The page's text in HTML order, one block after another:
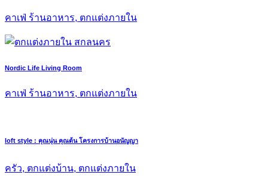
คาเฟ่ ร้านอาหาร, ตกแต่งภายใน
Nordic Life Living Room
คาเฟ่ ร้านอาหาร, ตกแต่งภายใน
loft style : คุณนุ่น คุณต้น โครงการบ้านอนัญญา
ครัว, ตกแต่งบ้าน, ตกแต่งภายใน